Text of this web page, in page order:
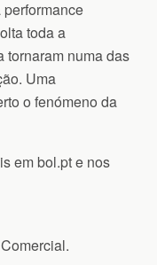
toda a
tornaram numa das
Uma
o fenómeno da
em bol.pt e nos